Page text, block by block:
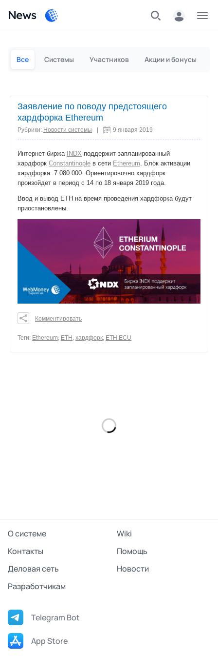
News
Все Системы Участников Акции и бонусы
Заявление по поводу предстоящего
хардфорка Ethereum
Рубрики: Новости системы 9 января 2019
Интернет-биржа INDX поддержит запланированный
хардфорк Constantinople в сети Ethereum. Блок активации
хардфорка: 7 080 000. Ориентировочно хардфорк
произойдет в период с 14 по 18 января 2019 года.
Ввод и вывод ETH на время проведения хардфорка будут
приостановлены.
0
Комментировать
Теги: Ethereum, ETH , хардфорк, ETH.ECU
О системе
Wiki
Контакты
Помощь
Деловая сеть
Новости
Разработчикам
Telegram Bot
App Store